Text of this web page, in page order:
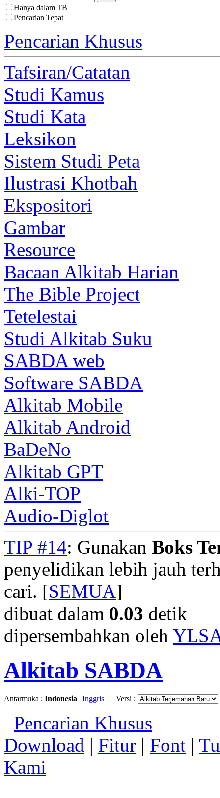
Hanya dalam TB
Pencarian Tepat
Pencarian Khusus
Tafsiran/Catatan
Studi Kamus
Studi Kata
Leksikon
Sistem Studi Peta
Ilustrasi Khotbah
Ekspositori
Gambar
Resource
Bacaan Alkitab Harian
The Bible Project
Tetelestai
Studi Alkitab Suku
SABDA web
Software SABDA
Alkitab Mobile
Alkitab Android
BaDeNo
Alkitab GPT
Alki-TOP
Audio-Diglot
TIP #14: Gunakan Boks
penyelidikan lebih jauh
cari. [SEMUA]
dibuat dalam 0.03 detik
dipersembahkan oleh
Alkitab SABDA
Antarmuka : Indonesia | Inggris Versi :
Pencarian Khusus
Download | Fitur | Font |
Kami